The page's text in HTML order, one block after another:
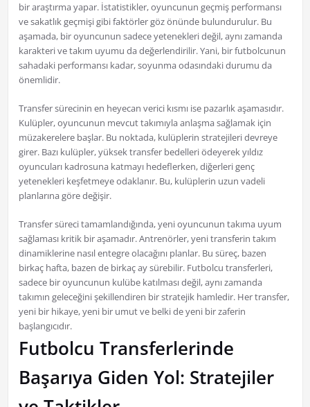
bir araştırma yapar. İstatistikler, oyuncunun geçmiş performansı
ve sakatlık geçmişi gibi faktörler göz önünde bulundurulur. Bu
aşamada, bir oyuncunun sadece yetenekleri değil, aynı zamanda
karakteri ve takım uyumu da değerlendirilir. Yani, bir futbolcunun
sahadaki performansı kadar, soyunma odasındaki durumu da
önemlidir.
Transfer sürecinin en heyecan verici kısmı ise pazarlık aşamasıdır.
Kulüpler, oyuncunun mevcut takımıyla anlaşma sağlamak için
müzakerelere başlar. Bu noktada, kulüplerin stratejileri devreye
girer. Bazı kulüpler, yüksek transfer bedelleri ödeyerek yıldız
oyuncuları kadrosuna katmayı hedeflerken, diğerleri genç
yetenekleri keşfetmeye odaklanır. Bu, kulüplerin uzun vadeli
planlarına göre değişir.
Transfer süreci tamamlandığında, yeni oyuncunun takıma uyum
sağlaması kritik bir aşamadır. Antrenörler, yeni transferin takım
dinamiklerine nasıl entegre olacağını planlar. Bu süreç, bazen
birkaç hafta, bazen de birkaç ay sürebilir. Futbolcu transferleri,
sadece bir oyuncunun kulübe katılması değil, aynı zamanda
takımın geleceğini şekillendiren bir stratejik hamledir. Her transfer,
yeni bir hikaye, yeni bir umut ve belki de yeni bir zaferin
başlangıcıdır.
Futbolcu Transferlerinde
Başarıya Giden Yol: Stratejiler